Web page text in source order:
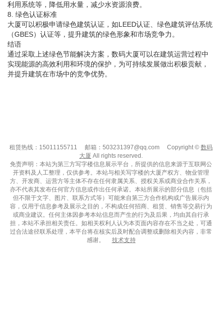
利用系统等，降低用水量，减少水资源浪费。
8. 绿色认证标准
大厦可以积极申请绿色建筑认证，如LEED认证、绿色建筑评估系统
（GBES）认证等，提升建筑的绿色形象和市场竞争力。
结语
通过采取上述绿色节能解决方案，数码大厦可以在建筑运营过程中
实现能源的高效利用和环境的保护，为可持续发展做出积极贡献，
并提升建筑在市场中的竞争优势。
租赁热线：15011155711 邮箱：503231397@qq.com Copyright © 数码
大厦 All rights reserved.
免责声明：本站为第三方写字楼信息展示平台，所提供的信息来源于互联网公
开资料及人工整理，仅供参考。本站与相关写字楼的大厦产权方、物业管理
方、开发商、运营方等主体不存在任何隶属关系、授权关系或商业合作关系，
亦不代表其发布任何官方信息或作出任何承诺。本站所展示的部分信息（包括
但不限于文字、图片、联系方式等）可能来自第三方合作机构或广告展示内
容，仅用于信息参考及展示之目的，不构成任何招商、租赁、销售等交易行为
或商业建议。任何主体因参考本站信息而产生的行为及后果，均由其自行承
担，本站不承担相关责任。如相关权利人认为本页面内容存在不当之处，可通
过合法途径联系处理，本平台将在核实后及时配合调整或删除相关内容，非常
感谢。
技术支持